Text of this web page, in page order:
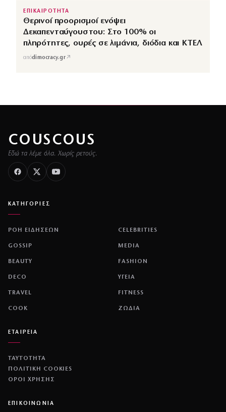
ΕΠΙΚΑΙΡΟΤΗΤΑ
Θερινοί προορισμοί ενόψει
Δεκαπενταύγουστου: Στο 100% οι
πληρότητες, ουρές σε λιμάνια, διόδια και ΚΤΕΛ
απόdimocracy.gr↗
COUSCOUS
Εδώ τα λέμε όλα. Χωρίς ρετούς.
ΚΑΤΗΓΟΡΙΕΣ
ΡΟΗ ΕΙΔΗΣΕΩΝ CELEBRITIES
GOSSIP MEDIA
BEAUTY FASHION
DECO ΥΓΕΙΑ
TRAVEL FITNESS
COOK ΖΩΔΙΑ
ΕΤΑΙΡΕΙΑ
ΤΑΥΤΟΤΗΤΑ
ΠΟΛΙΤΙΚΉ COOKIES
ΌΡΟΙ ΧΡΉΣΗΣ
ΕΠΙΚΟΙΝΩΝΙΑ